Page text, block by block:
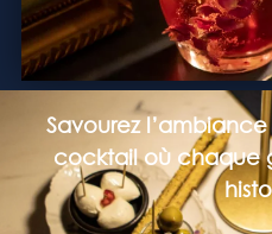
Savourez
cocktail où chaque